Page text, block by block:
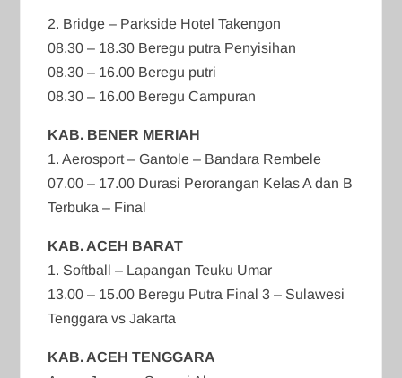
2. Bridge – Parkside Hotel Takengon
08.30 – 18.30 Beregu putra Penyisihan
08.30 – 16.00 Beregu putri
08.30 – 16.00 Beregu Campuran
KAB. BENER MERIAH
1. Aerosport – Gantole – Bandara Rembele
07.00 – 17.00 Durasi Perorangan Kelas A dan B
Terbuka – Final
KAB. ACEH BARAT
1. Softball – Lapangan Teuku Umar
13.00 – 15.00 Beregu Putra Final 3 – Sulawesi
Tenggara vs Jakarta
KAB. ACEH TENGGARA